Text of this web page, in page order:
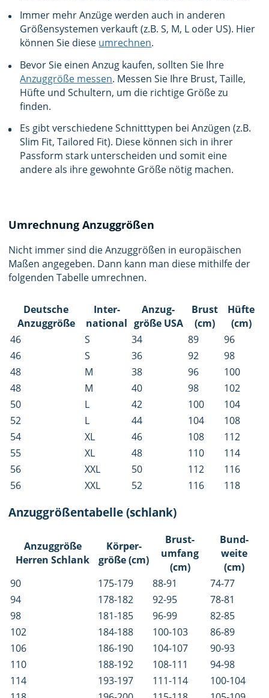
Immer mehr Anzüge werden auch in anderen
Größensystemen verkauft (z.B. S, M, L oder US). Hier
können Sie diese umrechnen.
Bevor Sie einen Anzug kaufen, sollten Sie Ihre
Anzuggröße messen. Messen Sie Ihre Brust, Taille,
Hüfte und Schultern, um die richtige Größe zu
finden.
Es gibt verschiedene Schnitttypen bei Anzügen (z.B.
Slim Fit, Tailored Fit). Diese können sich in ihrer
Passform stark unterscheiden und somit eine
andere als ihre gewohnte Größe nötig machen.
Umrechnung Anzuggrößen
Nicht immer sind die Anzuggrößen in europäischen
Maßen angegeben. Dann kann man diese mithilfe der
folgenden Tabelle umrechnen.
Deutsche
Anzug­größe
Inter­
national
Anzug­
größe USA
Brust
(cm)
Hüfte
(cm)
46
S 34 89
96
46
S 36 92
98
48
M 38 96
100
48
M 40 98
102
50
L 42 100
104
52
L 44 104
108
54
XL 46 108
112
55
XL 48 110
114
56
XXL 50 112
116
56
XXL 52 116 118
Anzuggrößentabelle (schlank)
Anzug­größe
Herren Schlank
Körper­
größe (cm)
Brust­
umfang
(cm)
Bund­
weite
(cm)
90
175-179 88-91
74-77
94
178-182 92-95
78-81
98
181-185 96-99
82-85
102
184-188 100-103
86-89
106
186-190 104-107
90-93
110
188-192 108-111
94-98
114
193-197 111-114
100-104